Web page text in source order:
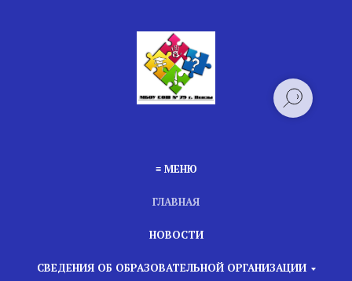
≡ МЕНЮ
ГЛАВНАЯ
НОВОСТИ
СВЕДЕНИЯ ОБ ОБРАЗОВАТЕЛЬНОЙ ОРГАНИЗАЦИИ